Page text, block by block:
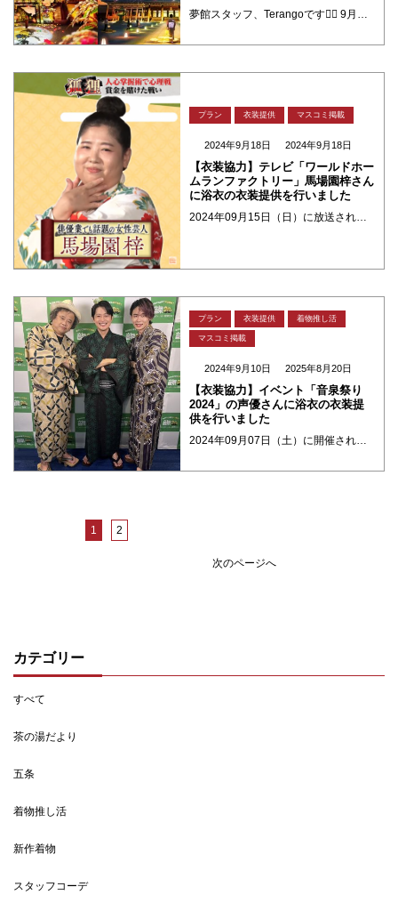
カテゴリー
すべて
茶の湯だより
五条
着物推し活
新作着物
スタッフコーデ
夢館スタッフ、Terangoです🙂‍↕️ 9月中旬に差し掛かっていますがまだまだ暑い日が続きますね…とか言ってると 気づいたらあっという間に冬になっているという、ここ数年“秋”という季節がどこかにいってしまっ ・・・
プラン 衣装提供 マスコミ掲載
2024年9月18日 2024年9月18日
【衣装協力】テレビ「ワールドホー
ムランファクトリー」馬場園梓さん
に浴衣の衣装提供を行いました
2024年09月15日（日）に放送されました「ワールドホームランファクトリー」にて出演された馬場園梓さんに夢館が浴衣の衣装提供を行いました。 ご着用いただいたのは夢館オリジナル浴衣ー白地牡丹 淡いアイボリーの地に、大輪の ・・・
プラン 衣装提供 着物推し活
マスコミ掲載
2024年9月10日 2025年8月20日
【衣装協力】イベント「音泉祭り
2024」の声優さんに浴衣の衣装提
供を行いました
1 2
次のページへ